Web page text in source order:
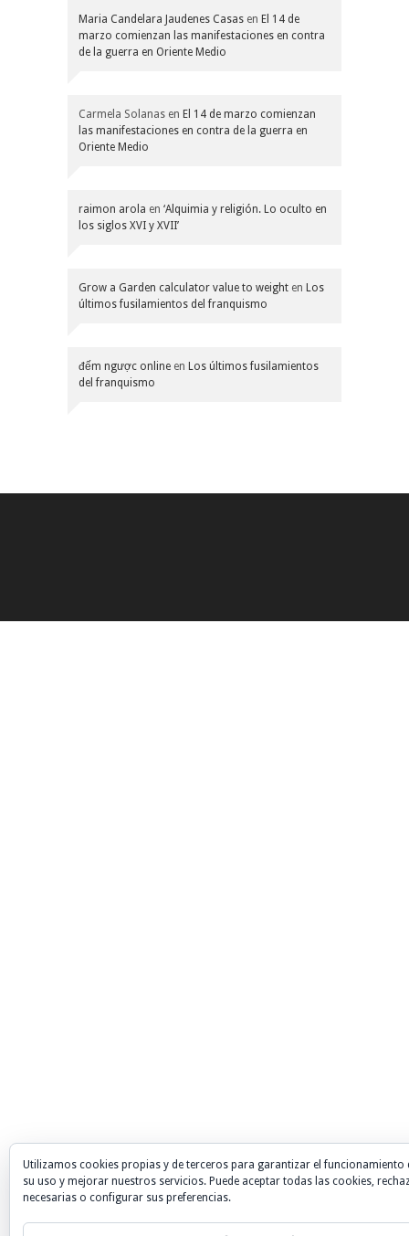
Maria Candelara Jaudenes Casas en El 14 de
marzo comienzan las manifestaciones en contra
de la guerra en Oriente Medio
Carmela Solanas en El 14 de marzo comienzan
las manifestaciones en contra de la guerra en
Oriente Medio
raimon arola en ‘Alquimia y religión. Lo oculto en
los siglos XVI y XVII’
Grow a Garden calculator value to weight en Los
últimos fusilamientos del franquismo
đếm ngược online en Los últimos fusilamientos
del franquismo
Utilizamos cookies propias y de terceros para garantizar el funcionamiento
su uso y mejorar nuestros servicios. Puede aceptar todas las cookies,
necesarias o configurar sus preferencias.